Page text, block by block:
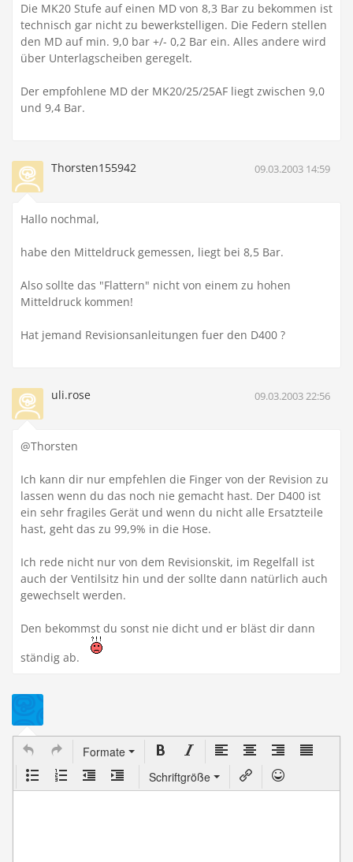
Die MK20 Stufe auf einen MD von 8,3 Bar zu bekommen ist
technisch gar nicht zu bewerkstelligen. Die Federn stellen
den MD auf min. 9,0 bar +/- 0,2 Bar ein. Alles andere wird
über Unterlagscheiben geregelt.
Der empfohlene MD der MK20/25/25AF liegt zwischen 9,0
und 9,4 Bar.
Thorsten155942 09.03.2003 14:59
Hallo nochmal,
habe den Mitteldruck gemessen, liegt bei 8,5 Bar.
Also sollte das "Flattern" nicht von einem zu hohen
Mitteldruck kommen!
Hat jemand Revisionsanleitungen fuer den D400 ?
uli.rose 09.03.2003 22:56
@Thorsten
Ich kann dir nur empfehlen die Finger von der Revision zu
lassen wenn du das noch nie gemacht hast. Der D400 ist
ein sehr fragiles Gerät und wenn du nicht alle Ersatzteile
hast, geht das zu 99,9% in die Hose.
Ich rede nicht nur von dem Revisionskit, im Regelfall ist
auch der Ventilsitz hin und der sollte dann natürlich auch
gewechselt werden.
Den bekommst du sonst nie dicht und er bläst dir dann
ständig ab.
Formate
Schriftgröße